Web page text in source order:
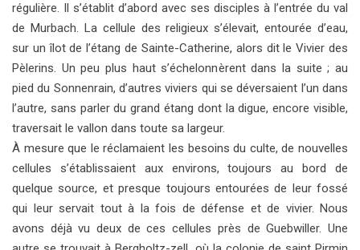
régulière. Il s’établit d’abord avec ses disciples à l’entrée du val
de Murbach. La cellule des religieux s’élevait, entourée d’eau,
sur un îlot de l’étang de Sainte-Catherine, alors dit le Vivier des
Pèlerins. Un peu plus haut s’échelonnèrent dans la suite ; au
pied du Sonnenrain, d’autres viviers qui se déversaient l’un dans
l’autre, sans parler du grand étang dont la digue, encore visible,
traversait le vallon dans toute sa largeur.
À mesure que le réclamaient les besoins du culte, de nouvelles
cellules s’établissaient aux environs, toujours au bord de
quelque source, et presque toujours entourées de leur fossé
qui leur servait tout à la fois de défense et de vivier. Nous
avons déjà vu deux de ces cellules près de Guebwiller. Une